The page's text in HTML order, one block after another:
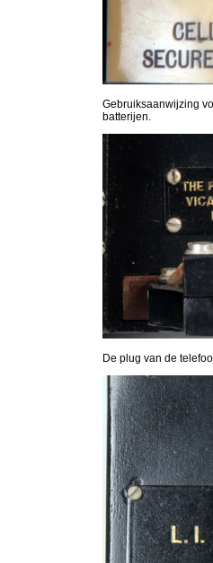
Gebruiksaanwijzing
batterijen.
De plug van de